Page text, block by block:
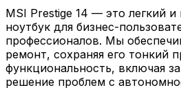
MSI Prestige 14 — это легкий
ноутбук для бизнес-
профессионалов. Мы
ремонт, сохраняя его тонкий
функциональность, включая
решение проблем с